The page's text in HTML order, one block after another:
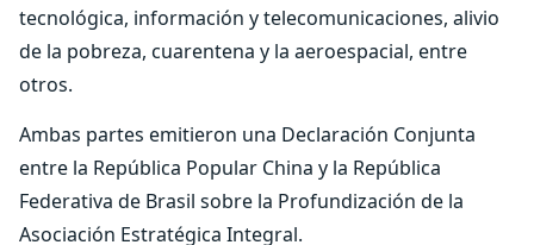
tecnológica, información y telecomunicaciones, alivio
de la pobreza, cuarentena y la aeroespacial, entre
otros.
Ambas partes emitieron una Declaración Conjunta
entre la República Popular China y la República
Federativa de Brasil sobre la Profundización de la
Asociación Estratégica Integral.